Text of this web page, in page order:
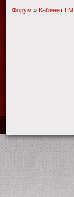
Форум » Кабинет ГМ